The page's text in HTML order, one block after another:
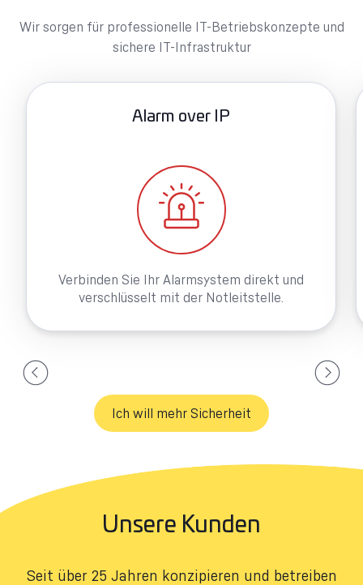
Wir sorgen für professionelle IT-Betriebskonzepte und
sichere IT-Infrastruktur
Alarm over IP
Verbinden Sie Ihr Alarmsystem direkt und
verschlüsselt mit der Notleitstelle.
Ich will mehr Sicherheit
Unsere Kunden​
Seit über 25 Jahren konzipieren und betreiben